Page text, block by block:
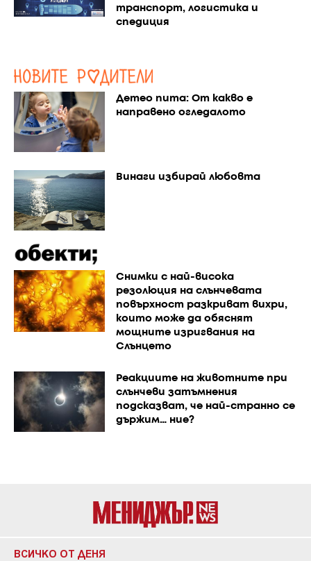
транспорт, логистика и
спедиция
Детео пита: От какво е
направено огледалото
Винаги избирай любовта
Снимки с най-висока
резолюция на слънчевата
повърхност разкриват вихри,
които може да обяснят
мощните изригвания на
Слънцето
Реакциите на животните при
слънчеви затъмнения
подсказват, че най-странно се
държим… ние?
ВСИЧКО ОТ ДЕНЯ